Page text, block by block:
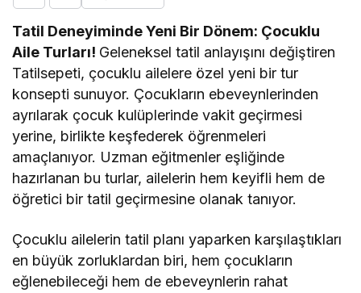
Tatil Deneyiminde Yeni Bir Dönem: Çocuklu
Aile Turları! Geleneksel tatil anlayışını değiştiren
Tatilsepeti, çocuklu ailelere özel yeni bir tur
konsepti sunuyor. Çocukların ebeveynlerinden
ayrılarak çocuk kulüplerinde vakit geçirmesi
yerine, birlikte keşfederek öğrenmeleri
amaçlanıyor. Uzman eğitmenler eşliğinde
hazırlanan bu turlar, ailelerin hem keyifli hem de
öğretici bir tatil geçirmesine olanak tanıyor.
Çocuklu ailelerin tatil planı yaparken karşılaştıkları
en büyük zorluklardan biri, hem çocukların
eğlenebileceği hem de ebeveynlerin rahat